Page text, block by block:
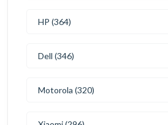
HP (364)
Dell (346)
Motorola (320)